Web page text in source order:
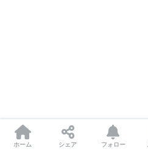
ホーム シェア フォロー